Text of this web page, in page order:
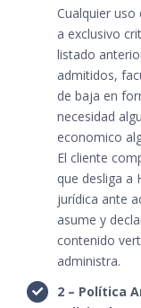
Cualquier uso
a exclusivo
listado
admitidos,
de baja en
necesidad
economico
El cliente
que desliga a
jurídica ante
asume y
contenido
administra.
2 – Política